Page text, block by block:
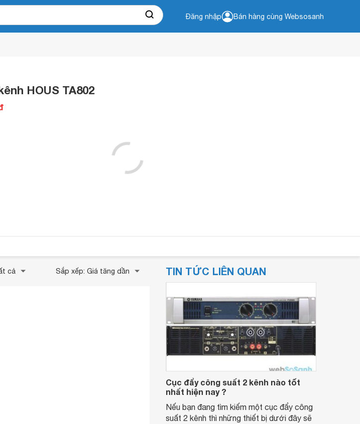
Đăng nhập Bán hàng cùng Websosanh
HOUS TA802
cả Sắp xếp: Giá tăng dần TIN TỨC LIÊN QUAN
Cục đẩy công suất 2 kênh nào tốt
nhất hiện nay ?
Nếu bạn đang tìm kiếm một cục đẩy công
suất 2 kênh thì những thiết bị dưới đây sẽ